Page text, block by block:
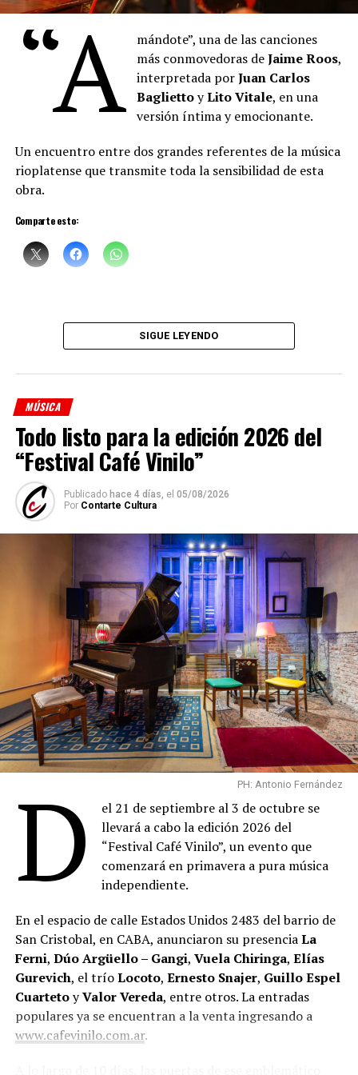
está pintando, con la música, con la voz. Hay algo de la
pintura que empieza a teñir las palabras que
Denise
canta. Un cruce raro de oficios, maravilloso”, sostuvo el
artista plásticoDaniel Santoro .
Denise Sciammarella(investigación y voz)
Geraldina Carnicina
Mariana Atamas
(violín)
Fuente: Medioshábiles Comunicación
Comparte esto:
“A
mándote”, una de las canciones
más conmovedoras deJaime Roos,
interpretada porJuan Carlos
BagliettoyLito Vitale, en una
versión íntima y emocionante.
Un encuentro entre dos grandes referentes de la música
rioplatense que transmite toda la sensibilidad de esta
obra.
Comparte esto:
SIGUE LEYENDO
MÚSICA
Todo listo para la edición 2026 del
“Festival Café Vinilo”
Publicado hace 4 días, el 05/08/2026
Por Contarte Cultura
PH: Antonio Fernández
D
el 21 de septiembre al 3 de octubre se
llevará a cabo la edición 2026 del
“Festival Café Vinilo”, un evento que
comenzará en primavera a pura música
independiente.
En el espacio de calle Estados Unidos 2483 del barrio de
San Cristobal, en CABA, anunciaron su presenciaLa
Ferni, Dúo Argüello – Gangi, Vuela Chiringa, Elías
Gurevich, el tríoLocoto, Ernesto Snajer, Guillo Espel
CuartetoyValor Vereda, entre otros. La entradas
populares ya se encuentran a la venta ingresando a
www.cafevinilo.com.ar.